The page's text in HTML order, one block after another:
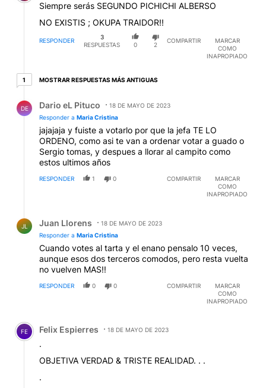
Siempre serás SEGUNDO PICHICHI ALBERSO
NO EXISTIS ; OKUPA TRAIDOR!!
RESPONDER
3
RESPUESTAS
0 2
COMPARTIR
MARCAR
COMO
INAPROPIADO
11 respuesta más antiguas
MOSTRAR RESPUESTAS MÁS ANTIGUAS
DE Dario eL Pituco
18 DE MAYO DE 2023
Responder a Maria Cristina
jajajaja y fuiste a votarlo por que la jefa TE LO
ORDENO, como asi te van a ordenar votar a guado o
Sergio tomas, y despues a llorar al campito como
estos ultimos años
RESPONDER 1 0 COMPARTIR
MARCAR
COMO
INAPROPIADO
JL Juan Llorens
18 DE MAYO DE 2023
Responder a Maria Cristina
Cuando votes al tarta y el enano pensalo 10 veces,
aunque esos dos terceros comodos, pero resta vuelta
no vuelven MAS!!
RESPONDER 0 0 COMPARTIR
MARCAR
COMO
INAPROPIADO
Comentario de Felix Espierres.
FE Felix Espierres 18 DE MAYO DE 2023
.
OBJETIVA VERDAD & TRISTE REALIDAD. . .
.